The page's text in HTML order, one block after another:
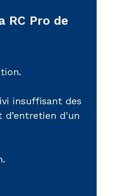
RC Pro de
insuffisant des
d’entretien d'un